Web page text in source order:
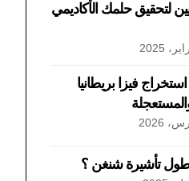
لتحقيق حلمك الأكاديمي
فيزا بريطانيا
تأشيرة شنغن ؟